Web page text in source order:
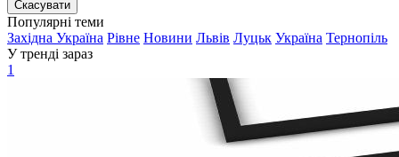
Скасувати
Популярні теми
Західна Україна Рівне Новини Львів Луцьк Україна Тернопіль
У тренді зараз
1